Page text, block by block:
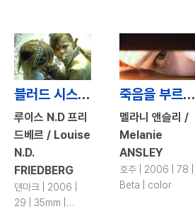
블러드 시스터즈 / Blood Sisters
루이스 N.D 프리
드베르 / Louise
N.D.
FRIEDBERG
덴마크 | 2006 |
29 | 35mm |
죽음을 부르는 파일, 워치 미 / Watch Me
멜라니 앤슬리 /
Melanie
ANSLEY
호주 | 2006 | 78 |
Beta | color